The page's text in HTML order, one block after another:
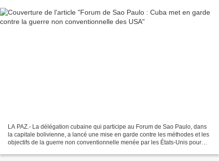
LA PAZ.- La délégation cubaine qui participe au Forum de Sao Paulo, dans
la capitale bolivienne, a lancé une mise en garde contre les méthodes et les
objectifs de la guerre non conventionnelle menée par les États-Unis pour